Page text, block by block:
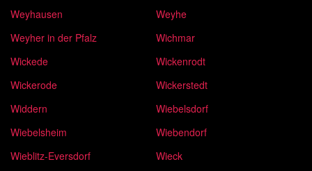
Weyhausen
Weyhe
Weyher in der Pfalz
Wichmar
Wickede
Wickenrodt
Wickerode
Wickerstedt
Widdern
Wiebelsdorf
Wiebelsheim
Wiebendorf
Wieblitz-Eversdorf
Wieck